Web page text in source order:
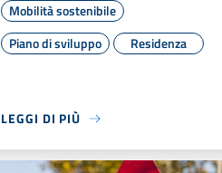
Mobilità sostenibile
Piano di sviluppo
Residenza
LEGGI DI PIÙ